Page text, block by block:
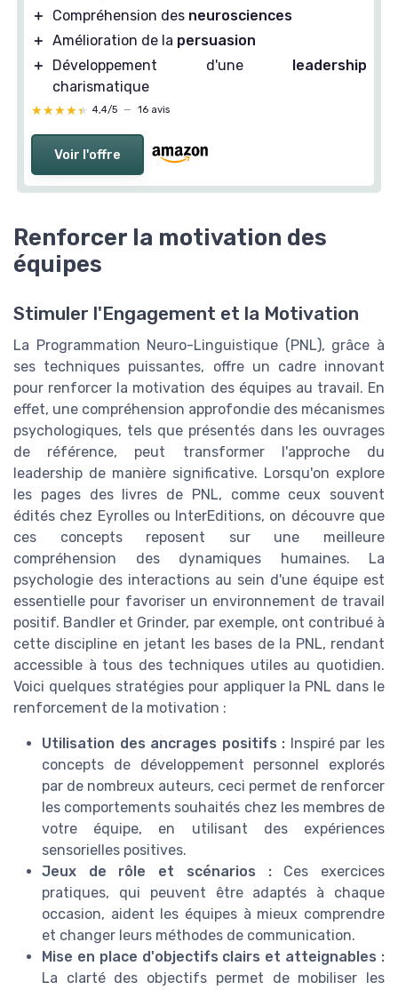
＋
Compréhension des neurosciences
＋ Amélioration de la persuasion
＋
Développement d'une leadership
charismatique
★★★★★
★★★★★ 4,4/5 — 16 avis
Voir l'offre
Renforcer la motivation des
équipes
Stimuler l'Engagement et la Motivation
La Programmation Neuro-Linguistique (PNL), grâce à
ses techniques puissantes, offre un cadre innovant
pour renforcer la motivation des équipes au travail. En
effet, une compréhension approfondie des mécanismes
psychologiques, tels que présentés dans les ouvrages
de référence, peut transformer l'approche du
leadership de manière significative. Lorsqu'on explore
les pages des livres de PNL, comme ceux souvent
édités chez Eyrolles ou InterEditions, on découvre que
ces concepts reposent sur une meilleure
compréhension des dynamiques humaines. La
psychologie des interactions au sein d'une équipe est
essentielle pour favoriser un environnement de travail
positif. Bandler et Grinder, par exemple, ont contribué à
cette discipline en jetant les bases de la PNL, rendant
accessible à tous des techniques utiles au quotidien.
Voici quelques stratégies pour appliquer la PNL dans le
renforcement de la motivation :
Utilisation des ancrages positifs : Inspiré par les
concepts de développement personnel explorés
par de nombreux auteurs, ceci permet de renforcer
les comportements souhaités chez les membres de
votre équipe, en utilisant des expériences
sensorielles positives.
Jeux de rôle et scénarios :Ces exercices
pratiques, qui peuvent être adaptés à chaque
occasion, aident les équipes à mieux comprendre
et changer leurs méthodes de communication.
Mise en place d'objectifs clairs et atteignables :
La clarté des objectifs permet de mobiliser les